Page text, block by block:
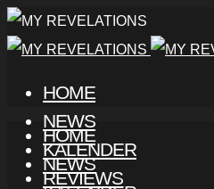
HOME
NEWS
KALENDER
REVIEWS
HOME
NEWS